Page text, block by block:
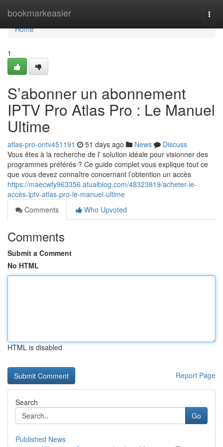
bookmarkeasier
Home
Home
1
S’abonner un abonnement
IPTV Pro Atlas Pro : Le Manuel
Ultime
atlas-pro-ontv451191 51 days ago News
Discuss
Vous êtes à la recherche de l' solution idéale pour visionner des
programmes préférés ? Ce guide complet vous explique tout ce
que vous devez connaître concernant l’obtention un accès
https://maecwfy963356.atualblog.com/48323819/acheter-le-
accès-iptv-atlas-pro-le-manuel-ultime
Comments
Who Upvoted
Comments
Submit a Comment
No HTML
HTML is disabled
Report Page
Search
Go
Published News